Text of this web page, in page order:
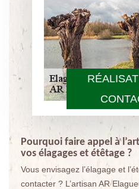
Pourquoi faire appel à
vos élagages et étêtage ?
Vous envisagez l’élagage et
contacter ? L’artisan AR